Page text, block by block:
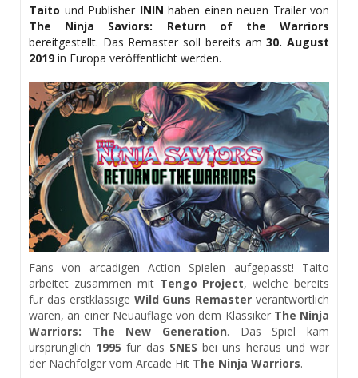
Taito und Publisher ININ haben einen neuen Trailer von
The Ninja Saviors: Return of the Warriors
bereitgestellt. Das Remaster soll bereits am30. August
2019 in Europa veröffentlicht werden.
Fans von arcadigen Action Spielen aufgepasst! Taito
arbeitet zusammen mit Tengo Project, welche bereits
für das erstklassige Wild Guns Remaster verantwortlich
waren, an einer Neuauflage von dem Klassiker The Ninja
Warriors: The New Generation. Das Spiel kam
ursprünglich 1995 für das SNES bei uns heraus und war
der Nachfolger vom Arcade Hit The Ninja Warriors.